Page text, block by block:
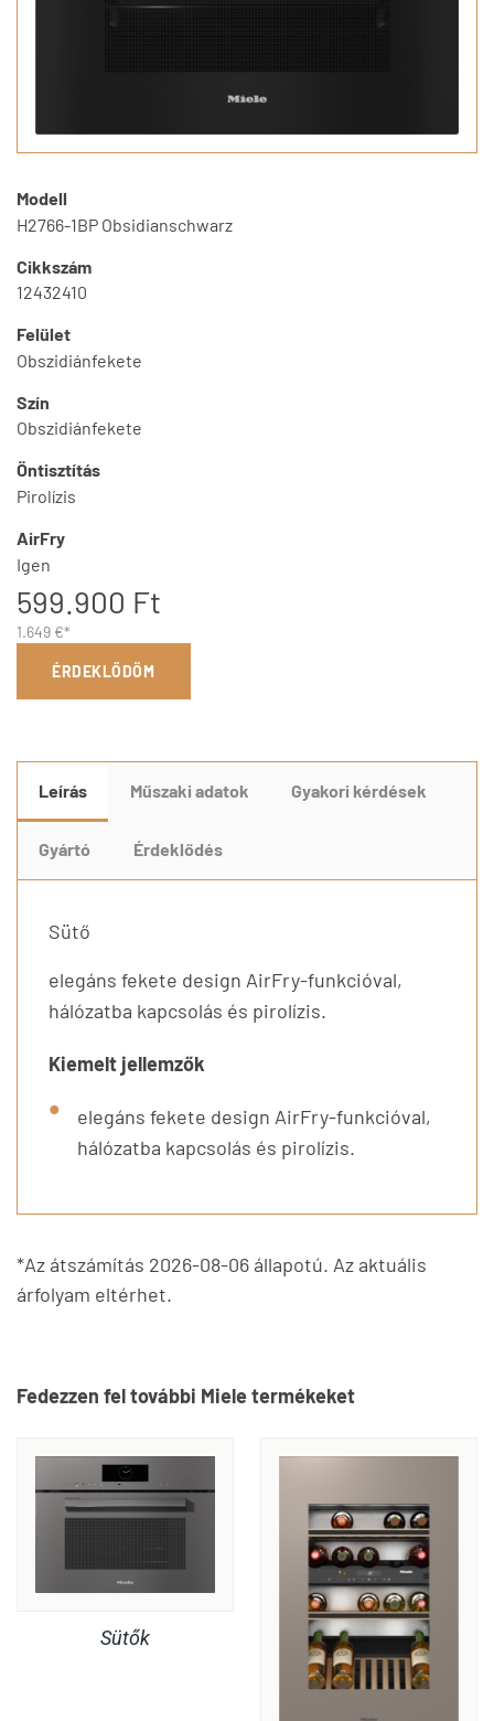
Modell
H2766-1BP Obsidianschwarz
Cikkszám
12432410
Felület
Obszidiánfekete
Szín
Obszidiánfekete
Öntisztítás
Pirolízis
AirFry
Igen
599.900 Ft
1.649 €*
ÉRDEKLŐDÖM
Leírás Műszaki adatok Gyakori kérdések
Gyártó Érdeklődés
Sütő
elegáns fekete design AirFry-funkcióval,
hálózatba kapcsolás és pirolízis.
Kiemelt jellemzők
elegáns fekete design AirFry-funkcióval,
hálózatba kapcsolás és pirolízis.
*Az átszámítás 2026-08-06 állapotú. Az aktuális
árfolyam eltérhet.
Fedezzen fel további Miele termékeket
Sütők